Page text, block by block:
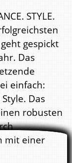
STYLE.
gespickt
Das
einfach:
Das
robusten
mit einer